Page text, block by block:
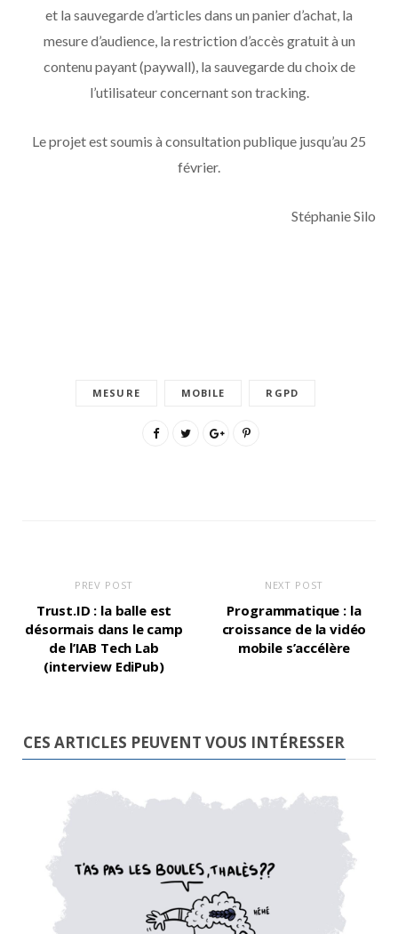
et la sauvegarde d’articles dans un panier d’achat, la
mesure d’audience, la restriction d’accès gratuit à un
contenu payant (paywall), la sauvegarde du choix de
l’utilisateur concernant son tracking.
Le projet est soumis à consultation publique jusqu’au 25
février.
Stéphanie Silo
MESURE MOBILE RGPD
PREV POST
Trust.ID : la balle est
désormais dans le camp
de l’IAB Tech Lab
(interview EdiPub)
NEXT POST
Programmatique : la
croissance de la vidéo
mobile s’accélère
CES ARTICLES PEUVENT VOUS INTÉRESSER